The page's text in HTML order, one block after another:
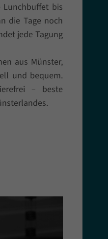
Lunchbuffet bis
die Tage noch
jede Tagung
aus Münster,
und bequem.
– beste